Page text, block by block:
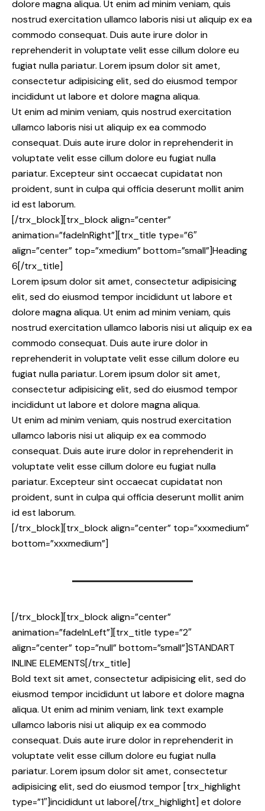
dolore magna aliqua. Ut enim ad minim veniam, quis
nostrud exercitation ullamco laboris nisi ut aliquip ex ea
commodo consequat. Duis aute irure dolor in
reprehenderit in voluptate velit esse cillum dolore eu
fugiat nulla pariatur. Lorem ipsum dolor sit amet,
consectetur adipisicing elit, sed do eiusmod tempor
incididunt ut labore et dolore magna aliqua.
Ut enim ad minim veniam, quis nostrud exercitation
ullamco laboris nisi ut aliquip ex ea commodo
consequat. Duis aute irure dolor in reprehenderit in
voluptate velit esse cillum dolore eu fugiat nulla
pariatur. Excepteur sint occaecat cupidatat non
proident, sunt in culpa qui officia deserunt mollit anim
id est laborum.
[/trx_block][trx_block align=”center”
animation=”fadeInRight”][trx_title type=”6″
align=”center” top=”xmedium” bottom=”small”]Heading
6[/trx_title]
Lorem ipsum dolor sit amet, consectetur adipisicing
elit, sed do eiusmod tempor incididunt ut labore et
dolore magna aliqua. Ut enim ad minim veniam, quis
nostrud exercitation ullamco laboris nisi ut aliquip ex ea
commodo consequat. Duis aute irure dolor in
reprehenderit in voluptate velit esse cillum dolore eu
fugiat nulla pariatur. Lorem ipsum dolor sit amet,
consectetur adipisicing elit, sed do eiusmod tempor
incididunt ut labore et dolore magna aliqua.
Ut enim ad minim veniam, quis nostrud exercitation
ullamco laboris nisi ut aliquip ex ea commodo
consequat. Duis aute irure dolor in reprehenderit in
voluptate velit esse cillum dolore eu fugiat nulla
pariatur. Excepteur sint occaecat cupidatat non
proident, sunt in culpa qui officia deserunt mollit anim
id est laborum.
[/trx_block][trx_block align=”center” top=”xxxmedium”
bottom=”xxxmedium”]
[/trx_block][trx_block align=”center”
animation=”fadeInLeft”][trx_title type=”2″
align=”center” top=”null” bottom=”small”]STANDART
INLINE ELEMENTS[/trx_title]
Bold text sit amet, consectetur adipisicing elit, sed do
eiusmod tempor incididunt ut labore et dolore magna
aliqua. Ut enim ad minim veniam,link text example
ullamco laboris nisi ut aliquip ex ea commodo
consequat. Duis aute irure dolor in reprehenderit in
voluptate velit esse cillum dolore eu fugiat nulla
pariatur. Lorem ipsum dolor sit amet, consectetur
adipisicing elit, sed do eiusmod tempor [trx_highlight
type=”1″]incididunt ut labore[/trx_highlight] et dolore